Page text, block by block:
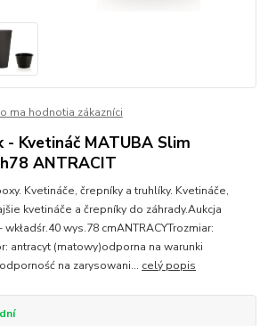
ma hodnotia zákazníci
- Kvetináč MATUBA Slim
ANTRACIT
Kvetináče, črepníky a truhlíky. Kvetináče,
kvetináče a črepníky do záhrady.Aukcja
wys.78 cmANTRACYTrozmiar:
antracyt (matowy)odporna na warunki
na zarysowani... celý popis